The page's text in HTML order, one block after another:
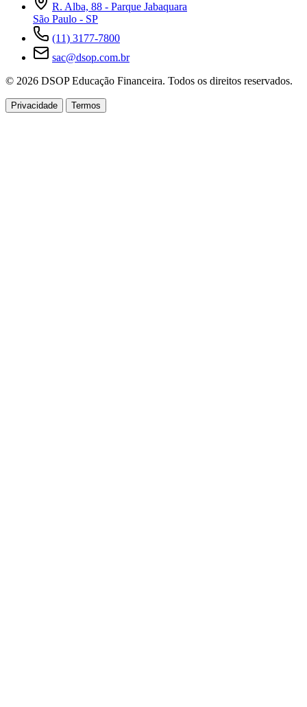
R. Alba, 88 - Parque Jabaquara
São Paulo - SP
(11) 3177-7800
sac@dsop.com.br
© 2026 DSOP Educação Financeira. Todos os direitos reservados.
Privacidade Termos